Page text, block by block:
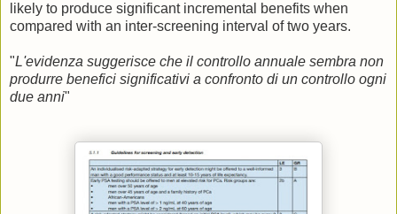
likely to produce significant incremental benefits when
compared with an inter-screening interval of two years.
"L'evidenza suggerisce che il controllo annuale sembra non
produrre benefici significativi a confronto di un controllo ogni
due anni"